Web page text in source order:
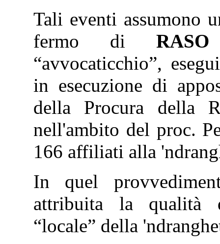
Tali eventi assumono
fermo di
“avvocaticchio”,
in esecuzione di
della Procura della
nell'ambito del proc.
166 affiliati alla
In quel
attribuita la qualità
“locale” della